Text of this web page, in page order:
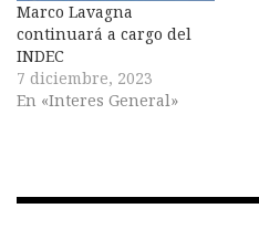
Marco Lavagna
continuará a cargo del
INDEC
7 diciembre, 2023
En «Interes General»